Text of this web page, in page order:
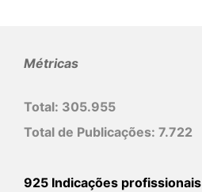
Métricas
Total: 305.955
Total de Publicações: 7.722
925 Indicações profissionais